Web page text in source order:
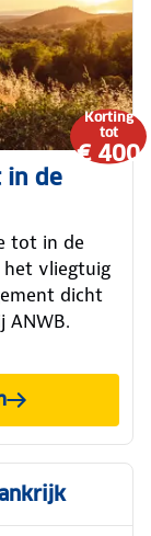
Korting
tot
€ 400
in de
tot in de
vliegtuig
dicht
ANWB.